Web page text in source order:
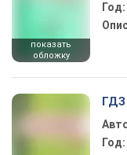
показать
обложку
Год:
ГДЗ
Год: